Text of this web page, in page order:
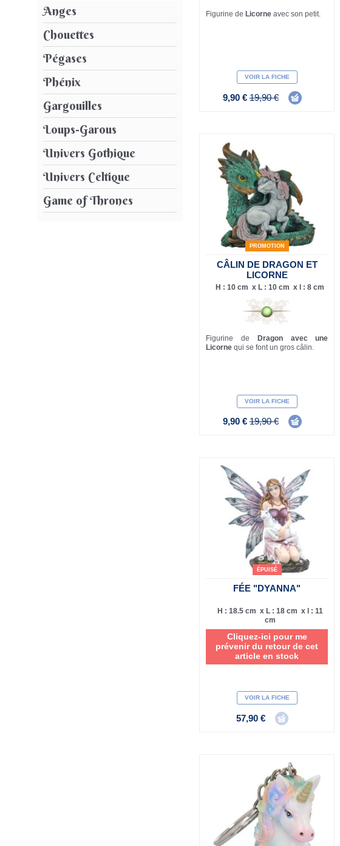
Anges
Chouettes
Pégases
Phénix
Gargouilles
Loups-Garous
Univers Gothique
Univers Celtique
Game of Thrones
Figurine de Licorneavec son petit.
VOIR LA FICHE
9,90 €19,90 €
PROMOTION
CÂLIN DE DRAGON ET
LICORNE
H : 10 cm x L : 10 cm x l : 8 cm
Figurine de Dragon avec une
Licorne qui se font un gros câlin.
VOIR LA FICHE
9,90 €19,90 €
ÉPUISÉ
FÉE "DYANNA"
H : 18.5 cm x L : 18 cm x l : 11
cm
Cliquez-ici pour me
prévenir du retour de cet
article en stock
VOIR LA FICHE
57,90 €